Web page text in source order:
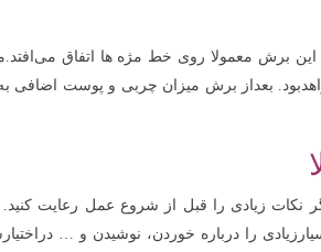
برش معمولا روی خط مژه ها اتفاق
بعداز برش میزان چربی و پوست
نکات زیادی را قبل از شروع عمل رعایت کنید.
را درباره خوردن، نوشیدن و …